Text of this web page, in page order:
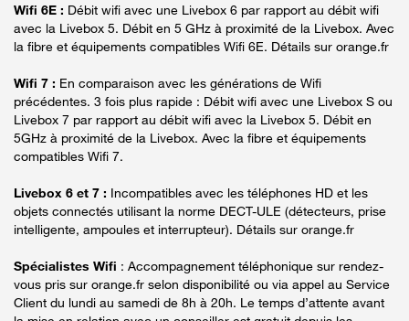
Wifi 6E : Débit wifi avec une Livebox 6 par rapport au débit wifi
avec la Livebox 5. Débit en 5 GHz à proximité de la Livebox. Avec
la fibre et équipements compatibles Wifi 6E. Détails sur orange.fr
Wifi 7 : En comparaison avec les générations de Wifi
précédentes. 3 fois plus rapide : Débit wifi avec une Livebox S ou
Livebox 7 par rapport au débit wifi avec la Livebox 5. Débit en
5GHz à proximité de la Livebox. Avec la fibre et équipements
compatibles Wifi 7.
Livebox 6 et 7 : Incompatibles avec les téléphones HD et les
objets connectés utilisant la norme DECT-ULE (détecteurs, prise
intelligente, ampoules et interrupteur). Détails sur orange.fr
Spécialistes Wifi : Accompagnement téléphonique sur rendez-
vous pris sur orange.fr selon disponibilité ou via appel au Service
Client du lundi au samedi de 8h à 20h. Le temps d’attente avant